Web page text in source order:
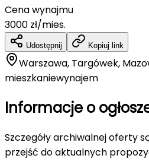
Cena wynajmu
3000 zł/mies.
Udostępnij Kopiuj link
Warszawa, Targówek,
mieszkaniewynajem
Informacje o
Szczegóły archiwalnej oferty
przejść do aktualnych